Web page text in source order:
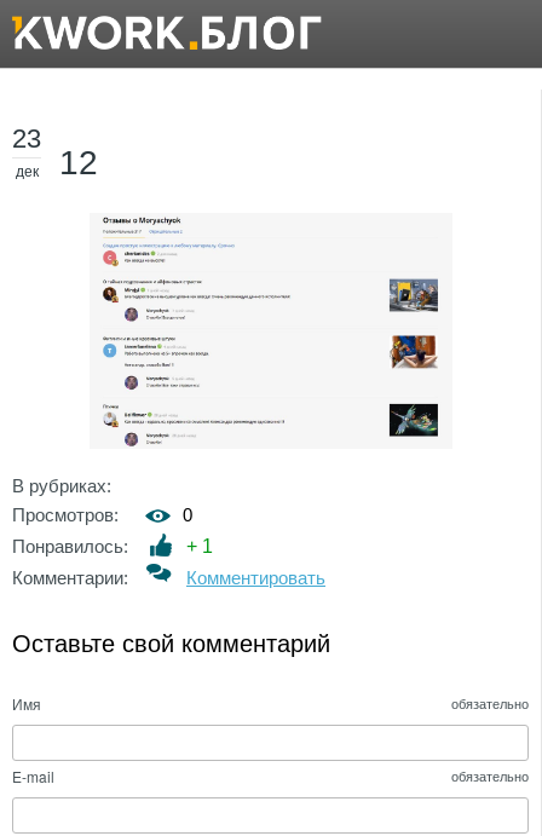
23
дек 12
В рубриках:
Просмотров:
0
Понравилось:
+ 1
Комментарии:
Комментировать
Оставьте свой комментарий
Имя обязательно
E-mail обязательно